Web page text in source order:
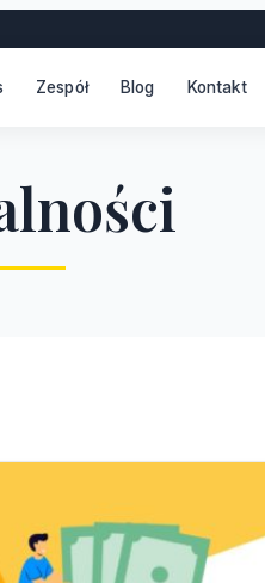
Zespół Blog Kontakt
lności